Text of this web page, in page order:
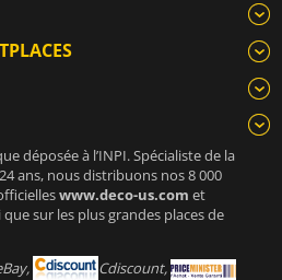
déposée à l’INPI. Spécialiste de la
ans, nous distribuons nos 8 000
www.deco-us.com et
que sur les plus grandes places de
Cdiscount,